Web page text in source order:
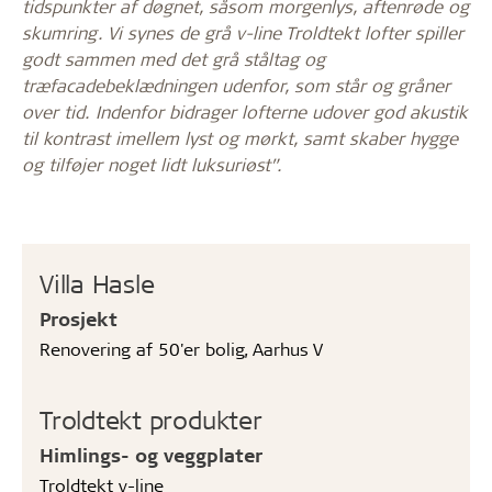
Villa Hasle
Prosjekt
Renovering af 50'er bolig, Aarhus V
Troldtekt produkter
Himlings- og veggplater
Troldtekt v-line
tidspunkter af døgnet, såsom morgenlys, aftenrøde og
skumring. Vi synes de grå v-line Troldtekt lofter spiller
godt sammen med det grå ståltag og
træfacadebeklædningen udenfor, som står og gråner
over tid. Indenfor bidrager lofterne udover god akustik
til kontrast imellem lyst og mørkt, samt skaber hygge
og tilføjer noget lidt luksuriøst”.